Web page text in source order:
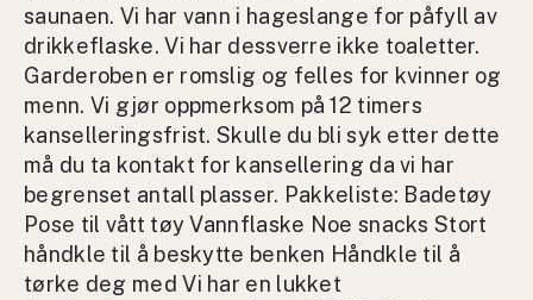
saunaen. Vi har vann i hageslange for påfyll av
drikkeflaske. Vi har dessverre ikke toaletter.
Garderoben er romslig og felles for kvinner og
menn. Vi gjør oppmerksom på 12 timers
kanselleringsfrist. Skulle du bli syk etter dette
må du ta kontakt for kansellering da vi har
begrenset antall plasser. Pakkeliste: Badetøy
Pose til vått tøy Vannflaske Noe snacks Stort
håndkle til å beskytte benken Håndkle til å
tørke deg med Vi har en lukket